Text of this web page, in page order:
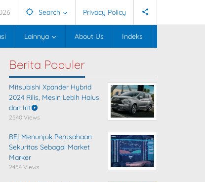
Search Privacy Policy
Lainnya About Us Indeks
Berita Populer
Mitsubishi Xpander Hybrid
2024 Rilis, Mesin Lebih Halus
dan Irit
2540 Views
BEI Menunjuk Perusahaan
Sekuritas Sebagai Market
Marker
2454 Views